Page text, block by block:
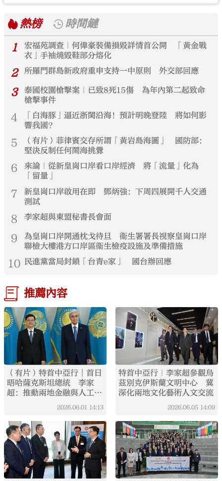
熱榜
時間鏈
1
宏福苑調查｜何偉豪裝備損毀詳情首公開 「黃金戰
衣」手袖燒毀鞋部分熔化
2 所羅門群島新政府重申支持一中原則 外交部回應
3
泰國校園槍擊案｜已致8死15傷 為年內第二起致命
槍擊事件
4
「白海豚」逼近浙閩沿海！預計明晚登陸 將如何影
響我國？
5
（有片）菲律賓交存所謂「黃岩島海圖」 國防部：
堅決反制任何鬧海挑釁
6
來論｜從新皇崗口岸看口岸經濟 將「流量」化為
「留量」
7
新皇崗口岸啟用在即 鄧炳強：下周四展開千人交通
測試
8 李家超與東盟秘書長會面
9
為皇崗口岸開通枕戈待旦 衞生署署長視察皇崗口岸
聯檢大樓港方口岸區衞生檢疫設施及準備措施
10 民進黨當局封鎖「台青e家」 國台辦回應
推薦內容
（有片）特首中亞行︱首日
晤哈薩克斯坦總統 李家
超：推動兩地金融與人工智
2026.06.01 14:13
特首中亞行｜李家超參觀烏
茲別克伊斯蘭文明中心 冀
深化兩地文化藝術人文交流
2026.06.05 14:09